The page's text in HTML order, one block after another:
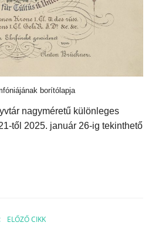
borítólapja
nagyméretű különleges
től 2025. január 26-ig tekinthető
ELŐZŐ CIKK